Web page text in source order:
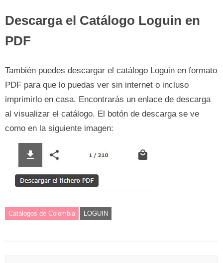
Descarga el Catálogo Loguin en
PDF
También puedes descargar el catálogo Loguin en formato
PDF para que lo puedas ver sin internet o incluso
imprimirlo en casa. Encontrarás un enlace de descarga
al visualizar el catálogo. El botón de descarga se ve
como en la siguiente imagen:
Catálogos de Colombia LOGUIN